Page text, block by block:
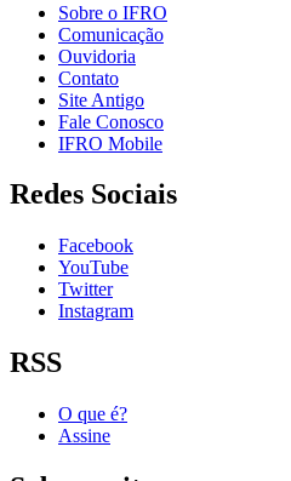
Sobre o IFRO
Comunicação
Ouvidoria
Contato
Site Antigo
Fale Conosco
IFRO Mobile
Redes Sociais
Facebook
YouTube
Twitter
Instagram
RSS
O que é?
Assine